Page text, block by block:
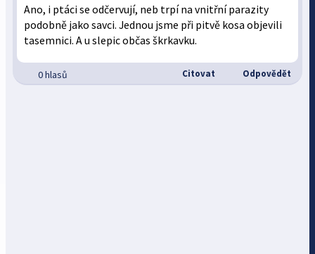
Ano, i ptáci se odčervují, neb trpí na vnitřní parazity
podobně jako savci. Jednou jsme při pitvě kosa objevili
tasemnici. A u slepic občas škrkavku.
0 hlasů Citovat Odpovědět